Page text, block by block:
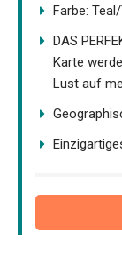
Farbe:
DAS
Karte
Lust auf